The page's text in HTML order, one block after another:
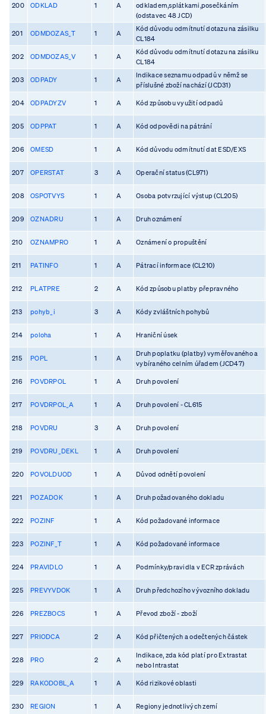
200 ODKLAD 1 A
odkladem,splátkami,posečkáním
(odstavec 48 JCD)
201 ODMDOZAS_T 1 A
Kód důvodu odmítnutí dotazu na zásilku
CL184
202 ODMDOZAS_V 1 A
Kód důvodu odmítnutí dotazu na zásilku
CL184
203 ODPADY 1 A
Indikace seznamu odpadů v němž se
příslušné zboží nachází (JCD31)
204 ODPADYZV 1 A Kód způsobu využití odpadů
205 ODPPAT 1 A Kód odpovědi na pátrání
206 OMESD 1 A Kód důvodu odmítnutí dat ESD/EXS
207 OPERSTAT 3 A Operační status (CL971)
208 OSPOTVYS 1 A Osoba potvrzující výstup (CL205)
209 OZNADRU 1 A Druh oznámení
210 OZNAMPRO 1 A Oznámení o propuštění
211 PATINFO 1 A Pátrací informace (CL210)
212 PLATPRE 2 A Kód způsobu platby přepravného
213 pohyb_i 3 A Kódy zvláštních pohybů
214 poloha 1 A Hraniční úsek
215 POPL 1 A
Druh poplatku (platby) vyměřovaného a
vybíraného celním úřadem (JCD47)
216 POVDRPOL 1 A Druh povolení
217 POVDRPOL_A 1 A Druh povolení - CL615
218 POVDRU 3 A Druh povolení
219 POVDRU_DEKL 1 A Druh povolení
220 POVOLDUOD 1 A Důvod odnětí povolení
221 POZADOK 1 A Druh požadovaného dokladu
222 POZINF 1 A Kód požadované informace
223 POZINF_T 1 A Kód požadované informace
224 PRAVIDLO 1 A Podmínky/pravidla v ECR zprávách
225 PREVYVDOK 1 A Druh předchozího vývozního dokladu
226 PREZBOCS 1 A Převod zboží - zboží
227 PRIODCA 2 A Kód přičtených a odečtených částek
228 PRO 2 A
Indikace, zda kód platí pro Extrastat
nebo Intrastat
229 RAKODOBL_A 1 A Kód rizikové oblasti
230 REGION 1 A Regiony jednotlivých zemí